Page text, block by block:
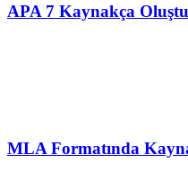
APA 7 Kaynakça
MLA Formatında